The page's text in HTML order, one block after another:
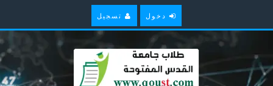
دخول تسجيل